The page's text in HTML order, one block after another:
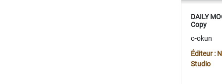
DAILY
Copy
o-okun
Éditeur :
Studio